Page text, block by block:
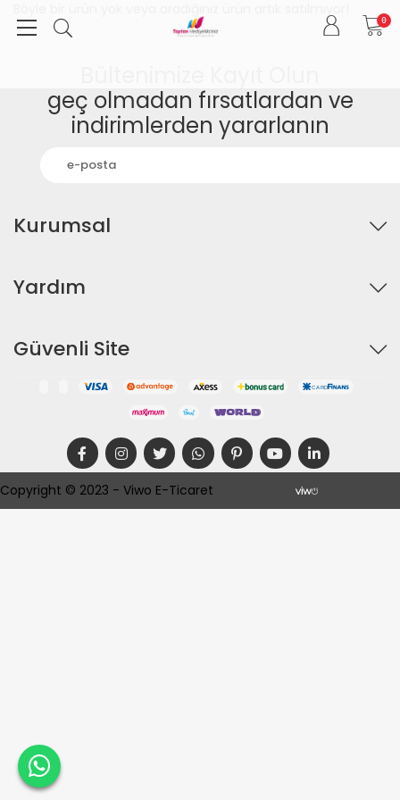
0
geç olmadan fırsatlardan ve
indirimlerden yararlanın
Kurumsal
Yardım
Güvenli Site
Copyright © 2023 - Viwo E-Ticaret